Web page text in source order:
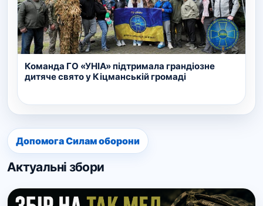
Команда ГО «УНІА» підтримала грандіозне
дитяче свято у Кіцманській громаді
Допомога Силам оборони
Актуальні збори